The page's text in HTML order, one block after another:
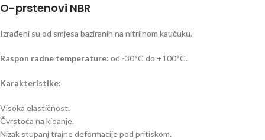
O-prstenovi NBR
Izrađeni su od smjesa baziranih na nitrilnom kaučuku.
Raspon radne temperature: od -30°C do +100°C.
Karakteristike:
Visoka elastičnost.
Čvrstoća na kidanje.
Nizak stupanj trajne deformacije pod pritiskom.